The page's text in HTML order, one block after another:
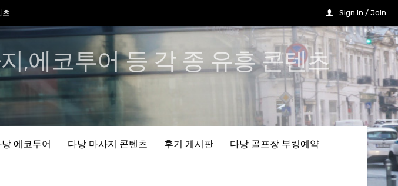
츠 Sign in / Join
,에코투어 등 각 종 유흥 콘텐츠
낭 에코투어 다낭 마사지 콘텐츠 후기 게시판 다낭 골프장 부킹예약